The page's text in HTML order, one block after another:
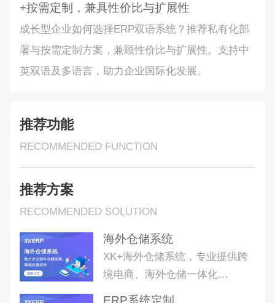
+按需定制，兼具性价比与扩展性
成长型企业如何选择ERP双语系统？推荐私有化部
署与按需定制方案，兼顾性价比与扩展性。支持中
英双语及多语言，助力企业国际化发展。
推荐功能
RECOMMENDED FUNCTION
推荐方案
RECOMMENDED SOLUTION
海外仓储系统
XK+海外仓储系统，专业提供跨
境电商、海外仓储一体化…
ERP系统定制